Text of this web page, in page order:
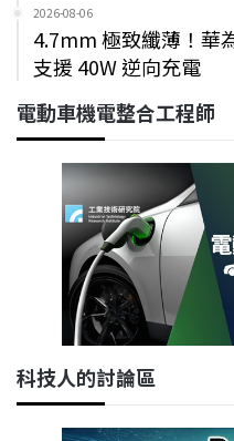
2026-08-06
4.7mm 極致纖薄！華
支援 40W 逆向充電
電動車機電整合工程師
科技人的討論區